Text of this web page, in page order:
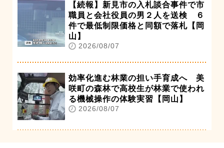
【続報】新見市の入札談合事件で市
職員と会社役員の男２人を送検 ６
件で最低制限価格と同額で落札【岡
山】
2026/08/07
効率化進む林業の担い手育成へ 美
咲町の森林で高校生が林業で使われ
る機械操作の体験実習【岡山】
2026/08/07